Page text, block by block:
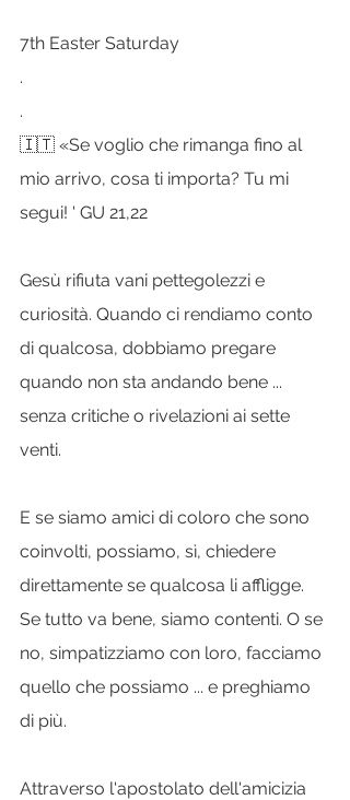
7th Easter Saturday
.
.
🇮🇹 «Se voglio che rimanga fino al
mio arrivo, cosa ti importa? Tu mi
segui! ' GU 21,22
Gesù rifiuta vani pettegolezzi e
curiosità. Quando ci rendiamo conto
di qualcosa, dobbiamo pregare
quando non sta andando bene ...
senza critiche o rivelazioni ai sette
venti.
E se siamo amici di coloro che sono
coinvolti, possiamo, sì, chiedere
direttamente se qualcosa li affligge.
Se tutto va bene, siamo contenti. O se
no, simpatizziamo con loro, facciamo
quello che possiamo ... e preghiamo
di più.
Attraverso l'apostolato dell'amicizia